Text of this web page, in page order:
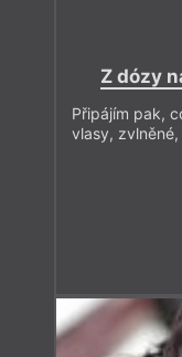
Z dózy
Připájím pak,
vlasy, zvlněné,